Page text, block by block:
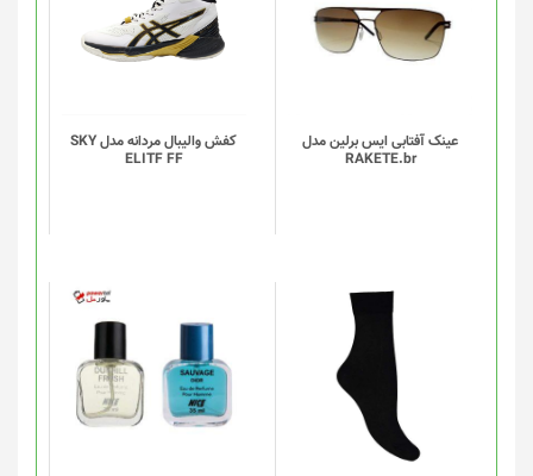
عینک آفتابی ایس برلین مدل
RAKETE.br
کفش والیبال مردانه مدل SKY
ELITF FF
دارای
انواع
مختلفی
گزینه
ها
محصول
انتخاب
این
محصول
دارای
انواع
مختلفی
می